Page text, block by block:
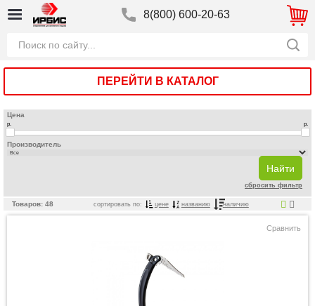
8(800) 600-20-63
ПЕРЕЙТИ В КАТАЛОГ
Цена
р. р.
Производитель
сбросить фильтр
Товаров: 48 сортировать по: цене названию наличию
Сравнить